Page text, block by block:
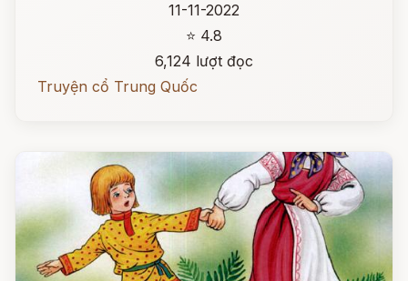
11-11-2022
⭐ 4.8
6,124 lượt đọc
Truyện cổ Trung Quốc